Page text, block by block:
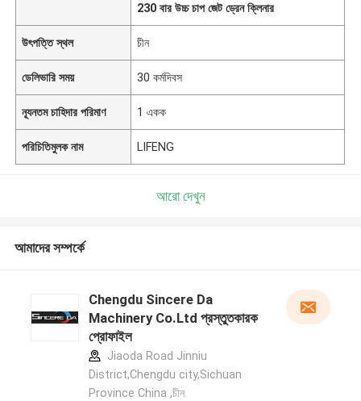
230 বার উচ্চ চাপ জেট ড্রেন ক্লিনার
উৎপত্তি স্থল চীন
ডেলিভারি সময় 30 কর্মদিবস
ন্যূনতম চাহিদার পরিমাণ 1 একক
পরিচিতিমুলক নাম LIFENG
আরো দেখুন
আমাদের সম্পর্কে
Chengdu Sincere Da
Machinery Co.Ltd প্রস্তুতকারক
প্রোফাইল
Jiaoda Road Jinniu
District,Chengdu city,Sichuan
Province China ,চীন